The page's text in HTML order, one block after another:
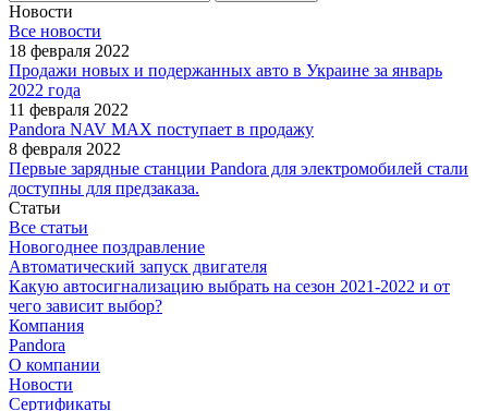
Новости
Все новости
18 февраля 2022
Продажи новых и подержанных авто в Украине за январь
2022 года
11 февраля 2022
Pandora NAV MAX поступает в продажу
8 февраля 2022
Первые зарядные станции Pandora для электромобилей стали
доступны для предзаказа.
Статьи
Все статьи
Новогоднее поздравление
Автоматический запуск двигателя
Какую автосигнализацию выбрать на сезон 2021-2022 и от
чего зависит выбор?
Компания
Pandora
О компании
Новости
Сертификаты